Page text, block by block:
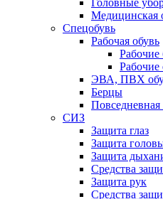
Головные
Медицинская
Спецобувь
Рабочая обувь
Рабочие
Рабочие
ЭВА, ПВХ
Берцы
Повседневная
СИЗ
Защита глаз
Защита
Защита
Средства
Защита рук
Средства